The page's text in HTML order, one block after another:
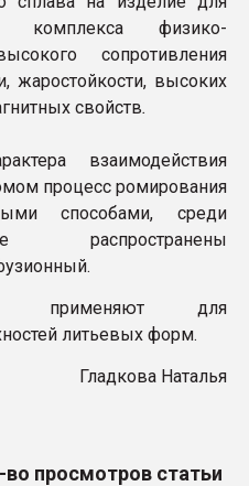
Всё, что касается
бутылок
ПЕРЕЙТИ НА
комплекса физико-
сопротивления
жаростойкости, высоких
свойств.
взаимодействия
процесс ромирования
способами, среди
распространены
применяют для
литьевых форм.
Гладкова Наталья
просмотров статьи